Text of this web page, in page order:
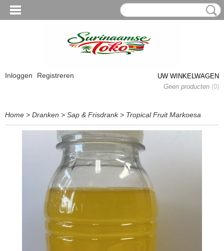
Inloggen Registreren
UW WINKELWAGEN
Geen producten (0)
Home > Dranken > Sap & Frisdrank> Tropical Fruit Markoesa